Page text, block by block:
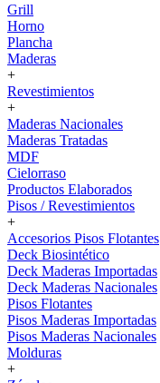
Grill
Horno
Plancha
Maderas
+
Revestimientos
+
Maderas Nacionales
Maderas Tratadas
MDF
Cielorraso
Productos Elaborados
Pisos / Revestimientos
+
Accesorios Pisos Flotantes
Deck Biosintético
Deck Maderas Importadas
Deck Maderas Nacionales
Pisos Flotantes
Pisos Maderas Importadas
Pisos Maderas Nacionales
Molduras
+